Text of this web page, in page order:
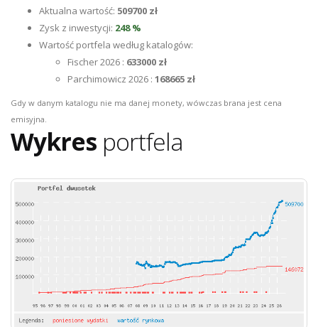
Aktualna wartość: 509700 zł
Zysk z inwestycji: 248 %
Wartość portfela według katalogów:
Fischer 2026 : 633000 zł
Parchimowicz 2026 : 168665 zł
Gdy w danym katalogu nie ma danej monety, wówczas brana jest cena
emisyjna.
Wykres portfela